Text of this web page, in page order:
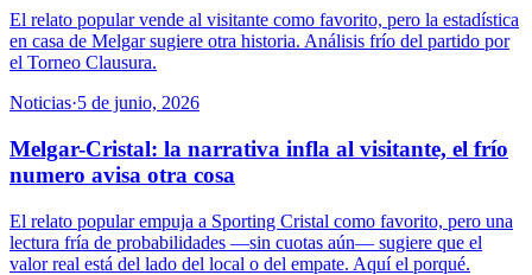
El relato popular vende al visitante como favorito, pero la estadística
en casa de Melgar sugiere otra historia. Análisis frío del partido por
el Torneo Clausura.
Noticias·5 de junio, 2026
Melgar-Cristal: la narrativa infla al visitante, el frío
numero avisa otra cosa
El relato popular empuja a Sporting Cristal como favorito, pero una
lectura fría de probabilidades —sin cuotas aún— sugiere que el
valor real está del lado del local o del empate. Aquí el porqué.